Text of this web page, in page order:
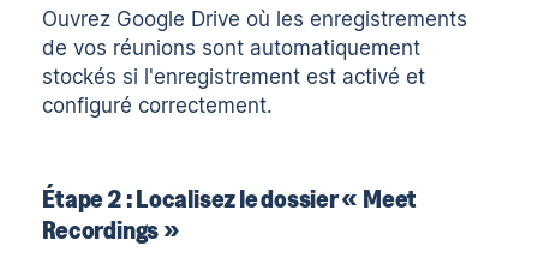
Ouvrez Google Drive où les enregistrements
de vos réunions sont automatiquement
stockés si l'enregistrement est activé et
configuré correctement.
Étape 2 : Localisez le dossier « Meet
Recordings »